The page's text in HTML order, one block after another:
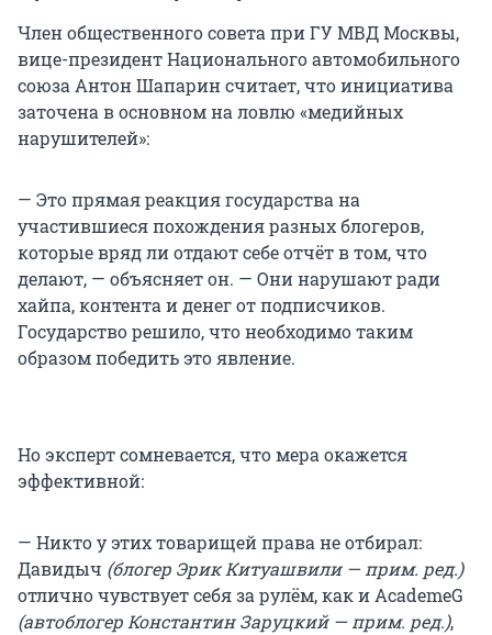
Член общественного совета при ГУ МВД Москвы,
вице-президент Национального автомобильного
союза Антон Шапарин считает, что инициатива
заточена в основном на ловлю «медийных
нарушителей»:
— Это прямая реакция государства на
участившиеся похождения разных блогеров,
которые вряд ли отдают себе отчёт в том, что
делают, — объясняет он. — Они нарушают ради
хайпа, контента и денег от подписчиков.
Государство решило, что необходимо таким
образом победить это явление.
Но эксперт сомневается, что мера окажется
эффективной:
— Никто у этих товарищей права не отбирал:
Давидыч (блогер Эрик Китуашвили — прим. ред.)
отлично чувствует себя за рулём, как и AcademeG
(автоблогер Константин Заруцкий — прим. ред.),